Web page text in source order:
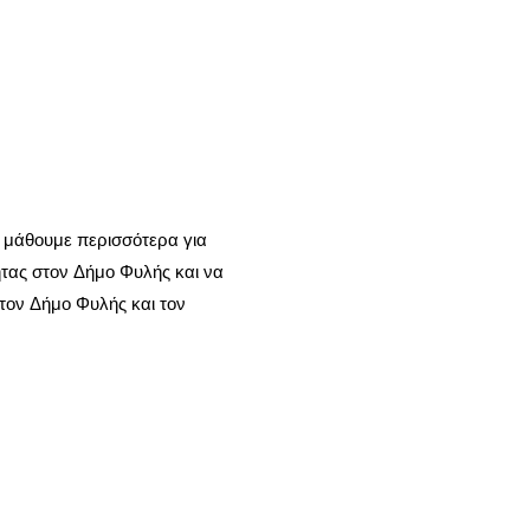
περισσότερα για
στον Δήμο Φυλής και να
Δήμο Φυλής και τον